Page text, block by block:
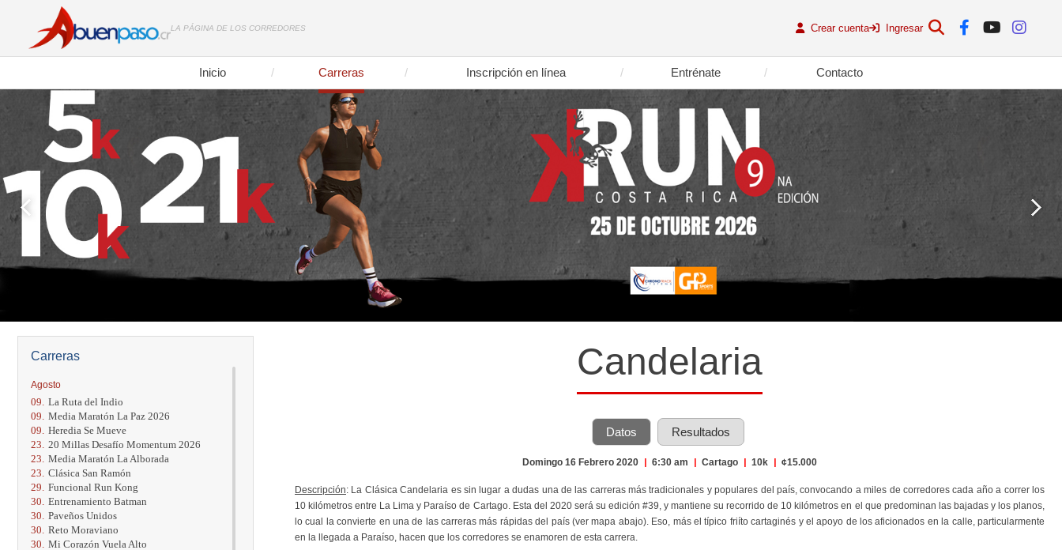
LA PÁGINA DE LOS CORREDORES Crear cuenta Ingresar
Inicio Carreras Inscripción en línea Entrénate Contacto
Carreras
Agosto
09. La Ruta del Indio
09. Media Maratón La Paz 2026
09. Heredia Se Mueve
23. 20 Millas Desafío Momentum 2026
23. Media Maratón La Alborada
23. Clásica San Ramón
29. Funcional Run Kong
30. Entrenamiento Batman
30. Paveños Unidos
30. Reto Moraviano
30. Mi Corazón Vuela Alto
Candelaria
Datos Resultados
Domingo 16 Febrero 2020 | 6:30 am | Cartago | 10k | ¢15.000
Descripción: La Clásica Candelaria es sin lugar a dudas una de las carreras más tradicionales y populares del país, convocando a miles de corredores cada año a correr los
10 kilómetros entre La Lima y Paraíso de Cartago. Esta del 2020 será su edición #39, y mantiene su recorrido de 10 kilómetros en el que predominan las bajadas y los planos,
lo cual la convierte en una de las carreras más rápidas del país (ver mapa abajo). Eso, más el típico friíto cartaginés y el apoyo de los aficionados en la calle, particularmente
en la llegada a Paraíso, hacen que los corredores se enamoren de esta carrera.